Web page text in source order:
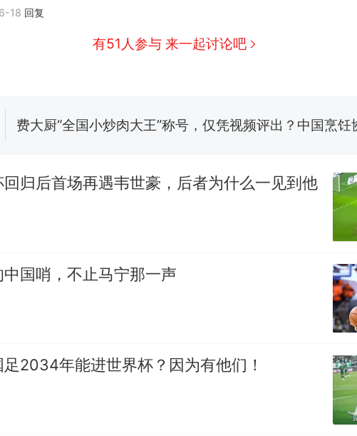
18 回复
有51人参与 来一起讨论吧
那个在床头放菜刀的女孩，因老师一句“跟我回家”改写
费大厨“全国小炒肉大王”称号，仅凭视频评出？中国烹饪
朵
美国渔民钓获鲨鱼徒手将其拽回大海 目击者直呼震惊 （
热 那个在床头放菜刀的女孩，因老师一句“跟我回家”改
归后首场再遇韦世豪，后者为什么一见到他
国哨，不止马宁那一声
2034年能进世界杯？因为有他们！